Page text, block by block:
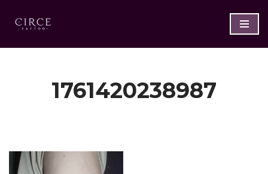
Saltar
al
1761420238987